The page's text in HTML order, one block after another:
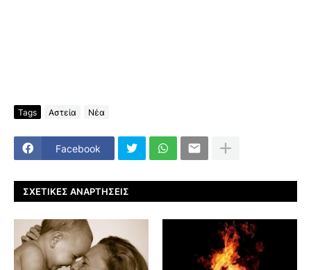
Tags Αστεία Νέα
Facebook
ΣΧΕΤΙΚΈΣ ΑΝΑΡΤΉΣΕΙΣ